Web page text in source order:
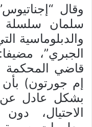
وقال
سلمان سلسلة
والدبلوماسية
الجبري”،
قاضي المحكمة
إم جورتون) بأن
بشكل عادل
الاحتيال،